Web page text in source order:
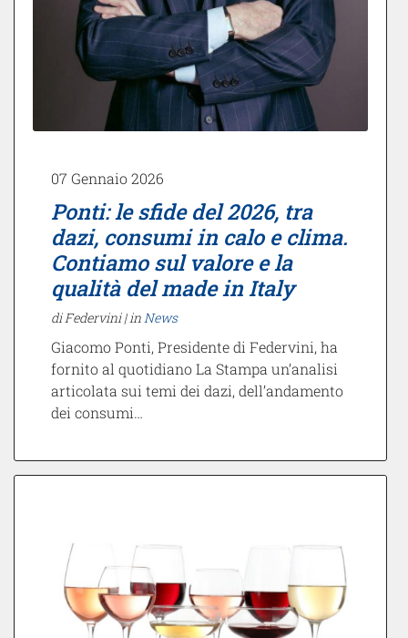
07 Gennaio 2026
Ponti: le sfide del 2026, tra
dazi, consumi in calo e clima.
Contiamo sul valore e la
qualità del made in Italy
di Federvini | in News
Giacomo Ponti, Presidente di Federvini, ha
fornito al quotidiano La Stampa un’analisi
articolata sui temi dei dazi, dell’andamento
dei consumi…